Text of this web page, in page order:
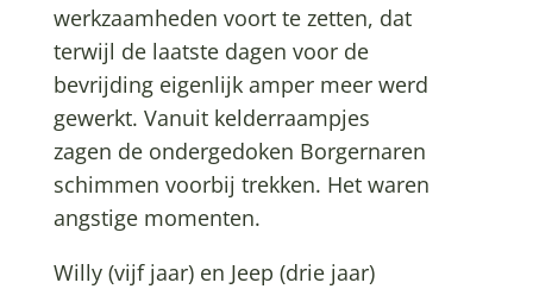
werkzaamheden voort te zetten, dat
terwijl de laatste dagen voor de
bevrijding eigenlijk amper meer werd
gewerkt. Vanuit kelderraampjes
zagen de ondergedoken Borgernaren
schimmen voorbij trekken. Het waren
angstige momenten.
Willy (vijf jaar) en Jeep (drie jaar)